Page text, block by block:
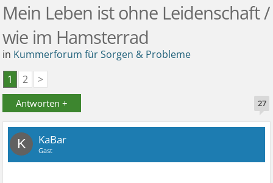
Mein Leben ist ohne Leidenschaft /
wie im Hamsterrad
in Kummerforum für Sorgen & Probleme
1
2 >
Antworten + 27
K KaBar
Gast